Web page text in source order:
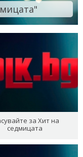
за Хит на
седмицата